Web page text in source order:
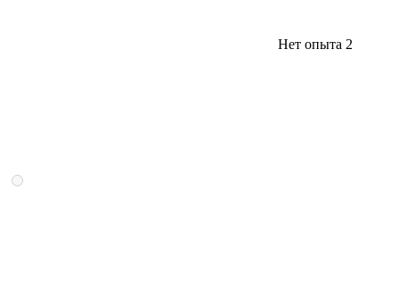
Нет опыта 2